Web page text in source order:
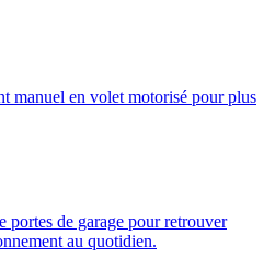
manuel en volet motorisé pour plus
portes de garage pour retrouver
au quotidien.